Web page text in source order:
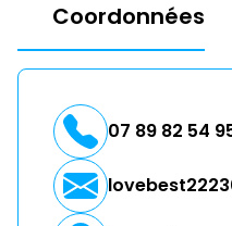
Coordonnées
07 89 82 54